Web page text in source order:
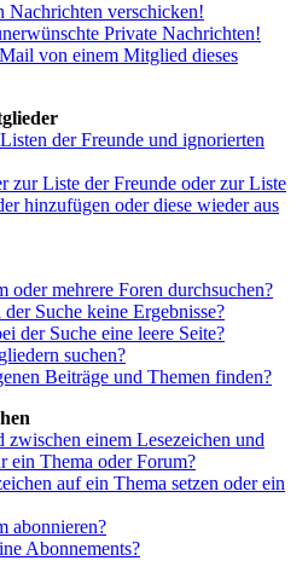
Nachrichten verschicken!
Private Nachrichten!
von einem Mitglied dieses
der Freunde und ignorierten
zur Liste der Freunde oder zur Liste
hinzufügen oder diese wieder aus
oder mehrere Foren durchsuchen?
Suche keine Ergebnisse?
der Suche eine leere Seite?
suchen?
Beiträge und Themen finden?
zwischen einem Lesezeichen und
ein Thema oder Forum?
auf ein Thema setzen oder ein
abonnieren?
Abonnements?